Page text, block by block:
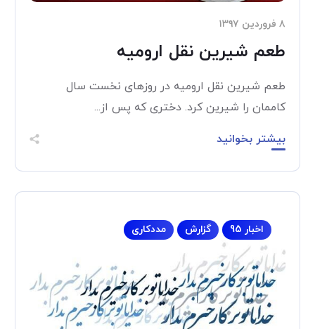
۸ فروردین ۱۳۹۷
طعم شیرین نقل ارومیه
طعم شیرین نقل ارومیه در روزهای نخست سال
کاممان را شیرین کرد. دختری که پس از...
بیشتر بخوانید
اخبار 95 گزارش مددکاری